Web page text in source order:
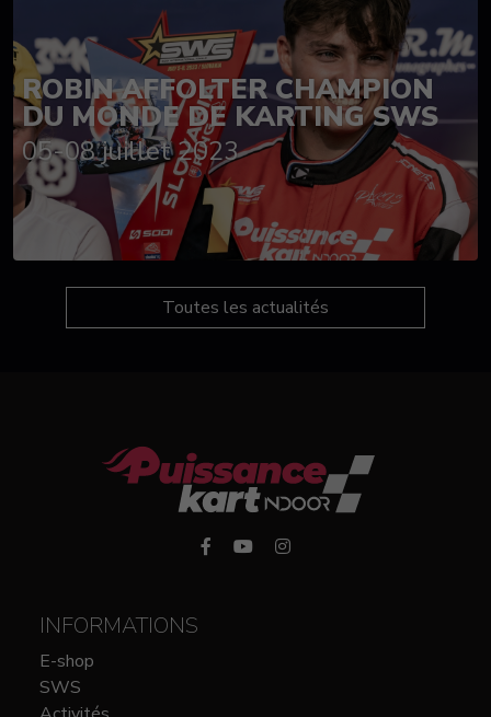
ROBIN AFFOLTER CHAMPION
DU MONDE DE KARTING SWS
05-08 juillet 2023
Toutes les actualités
INFORMATIONS
E-shop
SWS